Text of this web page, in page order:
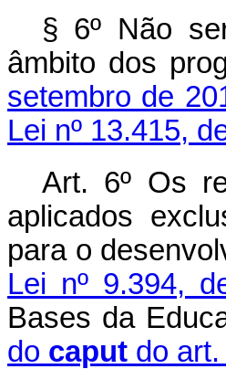
§ 6º Não
âmbito dos
setembro de
Lei nº 13.415,
Art. 6º Os
aplicados
para o
Lei nº 9.394,
Bases da
do caput do